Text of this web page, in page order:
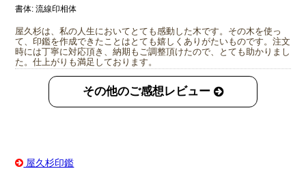
書体: 流線印相体
屋久杉は、私の人生においてとても感動した木です。その木を使っ
て、印鑑を作成できたことはとても嬉しくありがたいものです。注文
時には丁寧に対応頂き、納期もご調整頂けたので、とても助かりまし
た。仕上がりも満足しております。
その他のご感想レビュー
屋久杉印鑑